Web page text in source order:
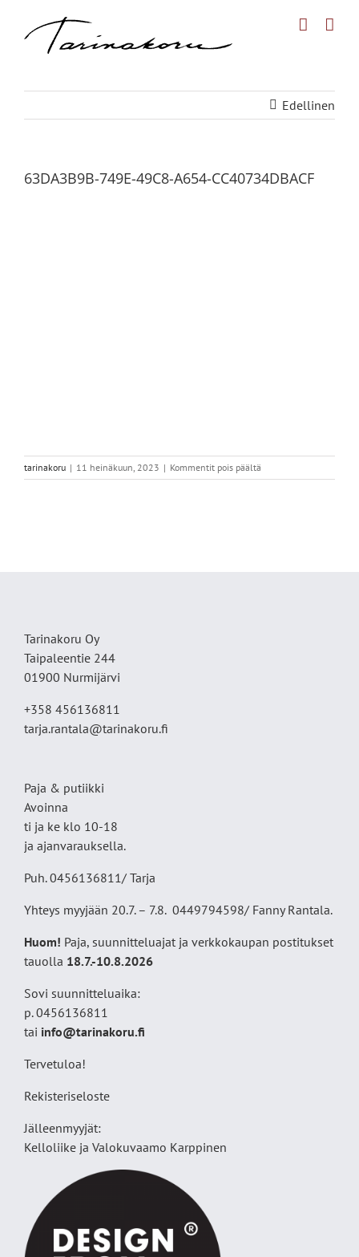
Edellinen
63DA3B9B-749E-49C8-A654-CC40734DBACF
tarinakoru | 11 heinäkuun, 2023 | Kommentit pois päältä
63DA3B9B-
Tarinakoru Oy
Taipaleentie 244
01900 Nurmijärvi
+358 456136811
tarja.rantala@tarinakoru.fi
Paja & putiikki
Avoinna
ti ja ke klo 10-18
ja ajanvarauksella.
Puh. 0456136811/ Tarja
Yhteys myyjään 20.7. – 7.8. 0449794598/ Fanny Rantala.
Huom! Paja, suunnitteluajat ja verkkokaupan postitukset
tauolla 18.7.-10.8.2026
Sovi suunnitteluaika:
p. 0456136811
tai info@tarinakoru.fi
Tervetuloa!
Rekisteriseloste
Jälleenmyyjät:
Kelloliike ja Valokuvaamo Karppinen